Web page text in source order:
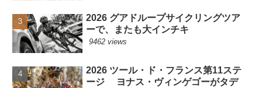
2026 グアドループサイクリングツア
ーで、またも大インチキ
9462 views
2026 ツール・ド・フランス第11ステ
ージ ヨナス・ヴィンゲゴーがタデ